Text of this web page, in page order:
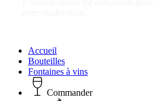
Close
Menu
Accueil
Bouteilles
Fontaines à vins
Commander